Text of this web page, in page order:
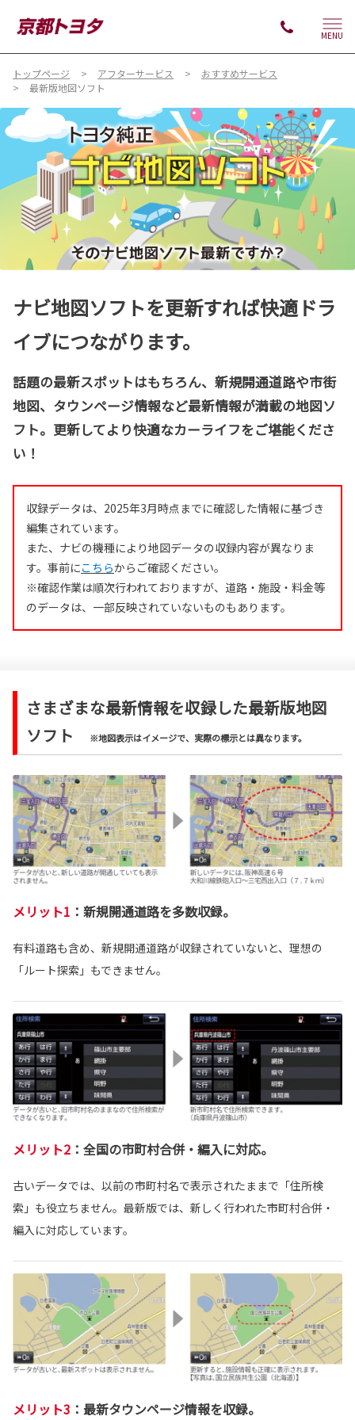
MENU
トップページ アフターサービス
おすすめサービス
最新版地図ソフト
ナビ地図ソフトを更新すれば快適ドラ
イブにつながります。
話題の最新スポットはもちろん、新規開通道路や市街
地図、タウンページ情報など最新情報が満載の地図ソ
フト。更新してより快適なカーライフをご堪能くださ
い！
収録データは、2025年3月時点までに確認した情報に基づき
編集されています。
また、ナビの機種により地図データの収録内容が異なりま
す。事前にこちらからご確認ください。
※確認作業は順次行われておりますが、道路・施設・料金等
のデータは、一部反映されていないものもあります。
さまざまな最新情報を収録した最新版地図
ソフト
※地図表示はイメージで、実際の標示とは異なります。
メリット1 ： 新規開通道路を多数収録。
有料道路も含め、新規開通道路が収録されていないと、理想の
「ルート探索」もできません。
メリット2 ： 全国の市町村合併・編入に対応。
古いデータでは、以前の市町村名で表示されたままで「住所検
索」も役立ちません。最新版では、新しく行われた市町村合併・
編入に対応しています。
メリット3 ：最新タウンページ情報を収録。